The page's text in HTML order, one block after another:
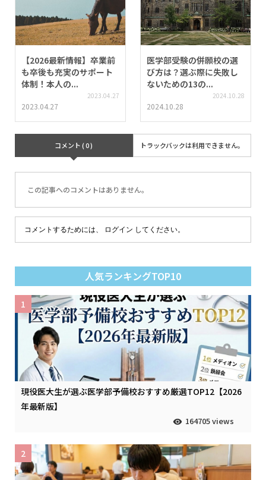
【2026最新情報】卒業前
も卒後も充実のサポート
体制！本人の...
2023.04.27
2023.04.27
医学部受験の併願校の選
び方は？選ぶ際に失敗し
ないための13の...
2024.10.28
2024.10.28
コメント ( 0 ) トラックバックは利用できません。
この記事へのコメントはありません。
コメントするためには、 ログイン してください。
人気ランキングTOP10
現役医大生が選ぶ医学部予備校おすすめ厳選TOP12【2026
年最新版】
164705 views
1
2